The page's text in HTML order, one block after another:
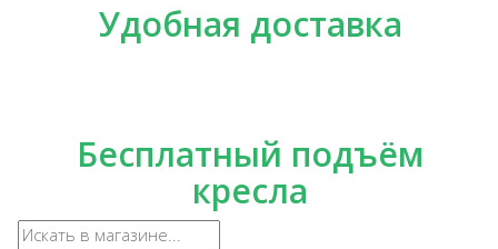
Удобная доставка
Бесплатный подъём
кресла